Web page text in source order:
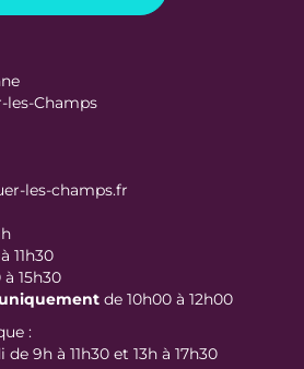
les-Champs
les-champs.fr
11h30
15h30
de 10h00 à 12h00
:
9h à 11h30 et 13h à 17h30